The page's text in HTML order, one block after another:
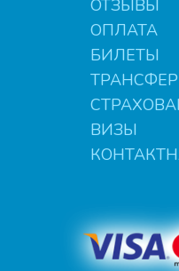
ОТЗЫВЫ
ОПЛАТА
БИЛЕТЫ
ТРАНСФЕР
ВИЗЫ